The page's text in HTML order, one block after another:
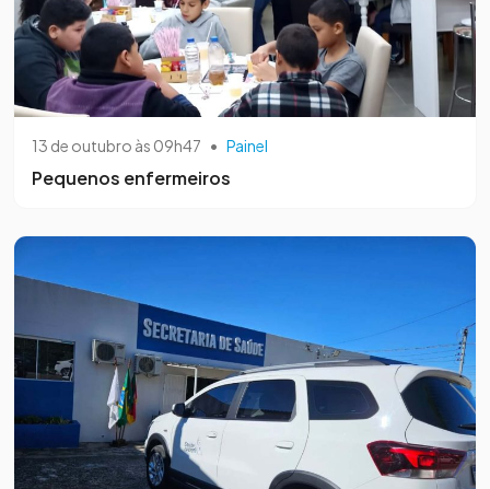
13 de outubro às 09h47 • Painel
Pequenos enfermeiros